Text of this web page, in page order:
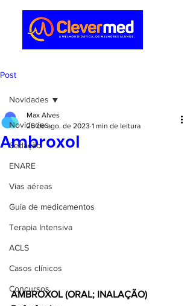
Post
Novidades
Sedação
ENARE
Vias aéreas
Guia de medicamentos
Terapia Intensiva
ACLS
Casos clínicos
Concursos
Novidades
Ambroxol
Max Alves
25 de ago. de 2023 1 min de leitura
AMBROXOL (ORAL; INALAÇÃO)